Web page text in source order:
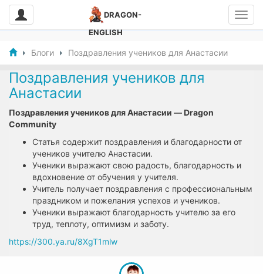
DRAGON-
ENGLISH
Блоги Поздравления учеников для Анастасии
Поздравления учеников для
Анастасии
Поздравления учеников для Анастасии — Dragon
Community
Статья содержит поздравления и благодарности от
учеников учителю Анастасии.
Ученики выражают свою радость, благодарность и
вдохновение от обучения у учителя.
Учитель получает поздравления с профессиональным
праздником и пожелания успехов и учеников.
Ученики выражают благодарность учителю за его
труд, теплоту, оптимизм и заботу.
https://300.ya.ru/8XgT1mlw